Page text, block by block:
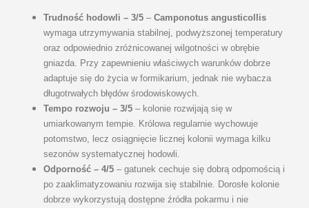
Trudność hodowli – 3/5– Camponotus angusticollis
wymaga utrzymywania stabilnej, podwyższonej temperatury
oraz odpowiednio zróżnicowanej wilgotności w obrębie
gniazda. Przy zapewnieniu właściwych warunków dobrze
adaptuje się do życia w formikarium, jednak nie wybacza
długotrwałych błędów środowiskowych.
Tempo rozwoju – 3/5– kolonie rozwijają się w
umiarkowanym tempie. Królowa regularnie wychowuje
potomstwo, lecz osiągnięcie licznej kolonii wymaga kilku
sezonów systematycznej hodowli.
Odporność – 4/5– gatunek cechuje się dobrą odpornością i
po zaaklimatyzowaniu rozwija się stabilnie. Dorosłe kolonie
dobrze wykorzystują dostępne źródła pokarmu i nie